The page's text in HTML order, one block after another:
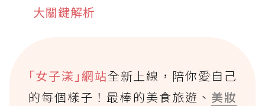
大關鍵解析
｢女子漾｣網站全新上線，陪你愛自己
的每個樣子！最棒的美食旅遊、 美妝